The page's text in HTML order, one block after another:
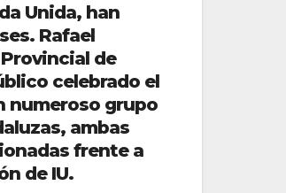
Unida, han
Rafael
de
celebrado el
numeroso grupo
ambas
frente a
de IU.